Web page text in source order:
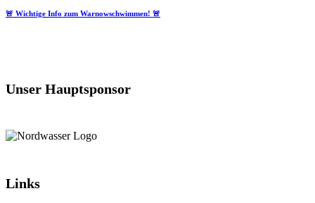
🚨 Wichtige Info zum Warnowschwimmen! 🚨
Unser Hauptsponsor
Links